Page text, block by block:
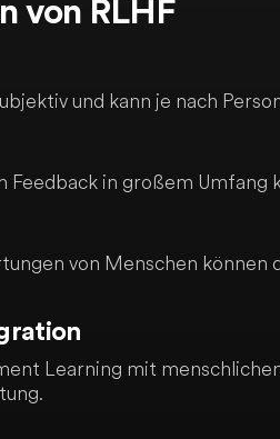
von RLHF
und kann je nach
Feedback in großem
von Menschen können
Learning mit